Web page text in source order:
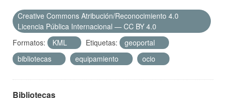
Creative Commons Atribución/Reconocimiento 4.0
Licencia Pública Internacional — CC BY 4.0
Formatos:
KML Etiquetas:
geoportal
bibliotecas
equipamiento ocio
Bibliotecas